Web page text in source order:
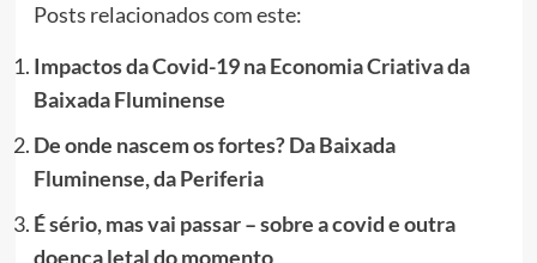
Posts relacionados com este:
Impactos da Covid-19 na Economia Criativa da
Baixada Fluminense
De onde nascem os fortes? Da Baixada
Fluminense, da Periferia
É sério, mas vai passar – sobre a covid e outra
doença letal do momento